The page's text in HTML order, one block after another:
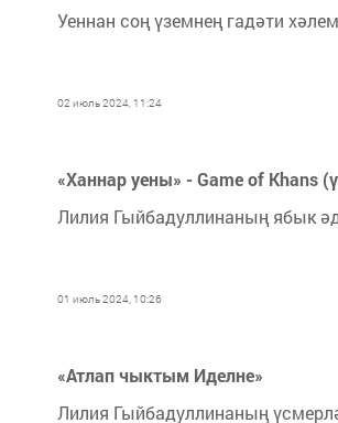
Уеннан соң үземнең гадәти
02 июль 2024, 11:24
«Ханнар уены» - Game of Khans
Лилия Гыйбадуллинаның ябык
01 июль 2024, 10:26
«Атлап чыктым Иделне»
Лилия Гыйбадуллинаның